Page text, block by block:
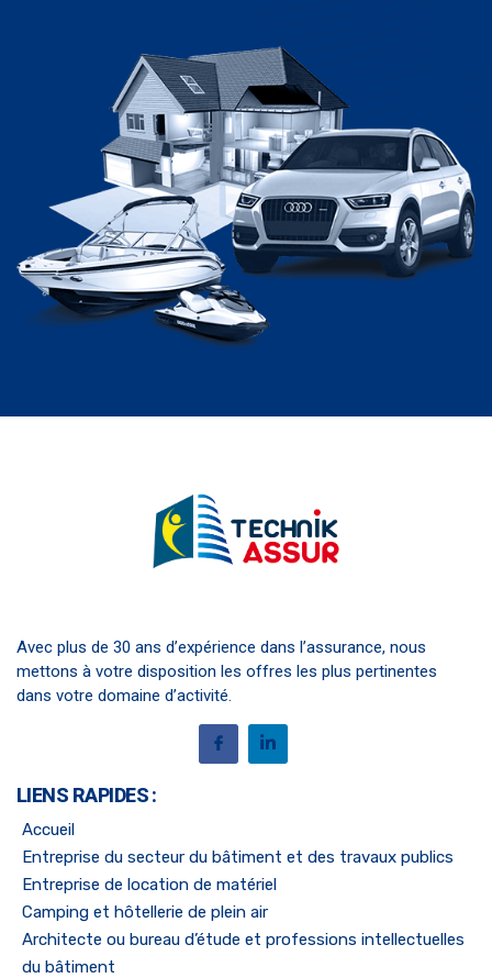
Avec plus de 30 ans d’expérience dans l’assurance, nous
mettons à votre disposition les offres les plus pertinentes
dans votre domaine d’activité.
LIENS RAPIDES :
Accueil
Entreprise du secteur du bâtiment et des travaux publics
Entreprise de location de matériel
Camping et hôtellerie de plein air
Architecte ou bureau d’étude et professions intellectuelles
du bâtiment